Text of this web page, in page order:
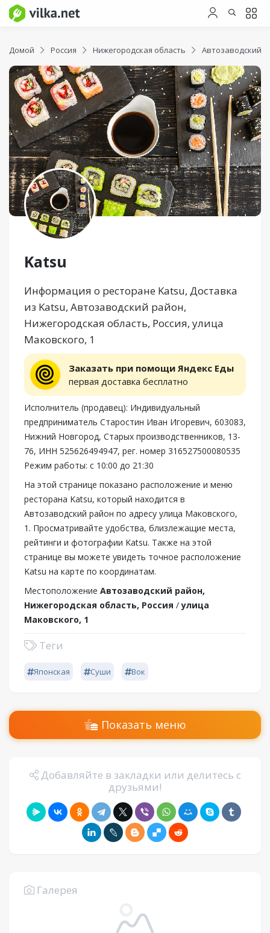
Домой Россия Нижегородская область Автозаводский
Katsu
Информация о ресторане Katsu, Доставка
из Katsu, Автозаводский район,
Нижегородская область, Россия, улица
Маковского, 1
Заказать при помощи Яндекс Еды
первая доставка бесплатно
Исполнитель (продавец): Индивидуальный
предприниматель Старостин Иван Игоревич, 603083,
Нижний Новгород, Старых производственников, 13-
76, ИНН 525626494947, рег. номер 316527500080535
Режим работы: с 10:00 до 21:30
На этой странице показано расположение и меню
ресторана Katsu, который находится в
Автозаводский район по адресу улица Маковского,
1. Просматривайте удобства, близлежащие места,
рейтинги и фотографии Katsu. Также на этой
странице вы можете увидеть точное расположение
Katsu на карте по координатам.
Местоположение Автозаводский район,
Нижегородская область, Россия /улица
Маковского, 1
Теги
Японская Суши Вок
Показать меню
Добавляйте в закладки или делитесь с
друзьями!
Галерея